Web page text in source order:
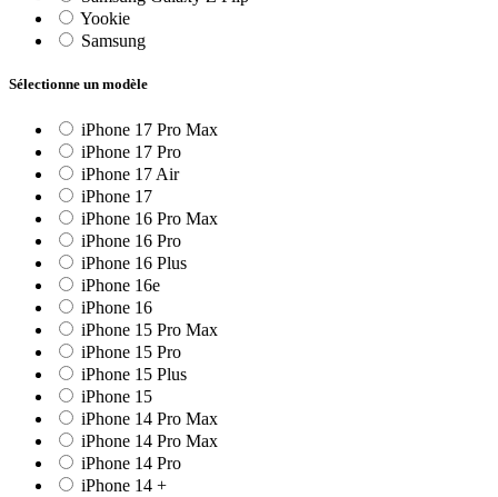
Yookie
Samsung
Sélectionne un modèle
iPhone 17 Pro Max
iPhone 17 Pro
iPhone 17 Air
iPhone 17
iPhone 16 Pro Max
iPhone 16 Pro
iPhone 16 Plus
iPhone 16e
iPhone 16
iPhone 15 Pro Max
iPhone 15 Pro
iPhone 15 Plus
iPhone 15
iPhone 14 Pro Max
iPhone 14 Pro Max
iPhone 14 Pro
iPhone 14 +